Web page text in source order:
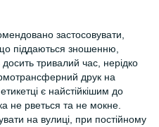
застосовувати,
піддаються зношенню,
тривалий час, нерідко
друк на
є найстійкішим до
не рветься та не мокне.
на вулиці, при постійному